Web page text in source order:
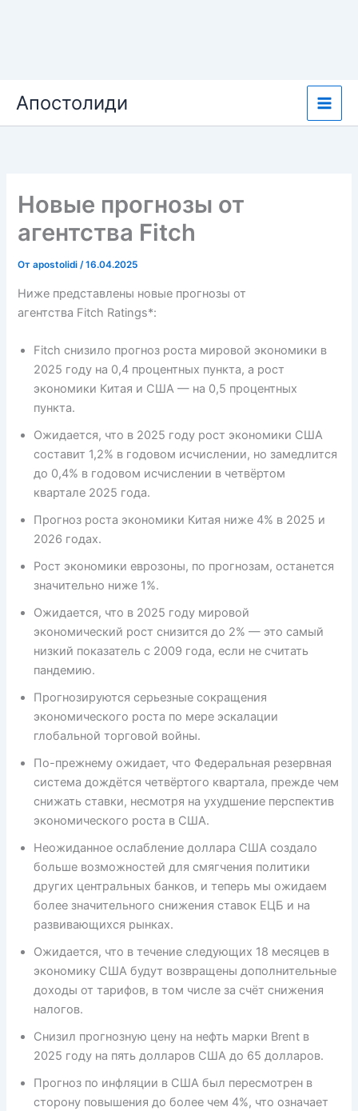
содержимому
Апостолиди
Новые прогнозы от
агентства Fitch
Отapostolidi/16.04.2025
Ниже представлены новые прогнозы от
агентства Fitch Ratings*:
Fitch снизило прогноз роста мировой экономики в
2025 году на 0,4 процентных пункта, а рост
экономики Китая и США — на 0,5 процентных
пункта.
Ожидается, что в 2025 году рост экономики США
составит 1,2% в годовом исчислении, но замедлится
до 0,4% в годовом исчислении в четвёртом
квартале 2025 года.
Прогноз роста экономики Китая ниже 4% в 2025 и
2026 годах.
Рост экономики еврозоны, по прогнозам, останется
значительно ниже 1%.
Ожидается, что в 2025 году мировой
экономический рост снизится до 2% — это самый
низкий показатель с 2009 года, если не считать
пандемию.
Прогнозируются серьезные сокращения
экономического роста по мере эскалации
глобальной торговой войны.
По-прежнему ожидает, что Федеральная резервная
система дождётся четвёртого квартала, прежде чем
снижать ставки, несмотря на ухудшение перспектив
экономического роста в США.
Неожиданное ослабление доллара США создало
больше возможностей для смягчения политики
других центральных банков, и теперь мы ожидаем
более значительного снижения ставок ЕЦБ и на
развивающихся рынках.
Ожидается, что в течение следующих 18 месяцев в
экономику США будут возвращены дополнительные
доходы от тарифов, в том числе за счёт снижения
налогов.
Снизил прогнозную цену на нефть марки Brent в
2025 году на пять долларов США до 65 долларов.
Прогноз по инфляции в США был пересмотрен в
сторону повышения до более чем 4%, что означает